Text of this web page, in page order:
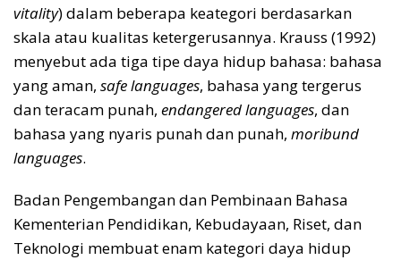
vitality) dalam beberapa keategori berdasarkan
skala atau kualitas ketergerusannya. Krauss (1992)
menyebut ada tiga tipe daya hidup bahasa: bahasa
yang aman, safe languages, bahasa yang tergerus
dan teracam punah, endangered languages, dan
bahasa yang nyaris punah dan punah, moribund
languages.
Badan Pengembangan dan Pembinaan Bahasa
Kementerian Pendidikan, Kebudayaan, Riset, dan
Teknologi membuat enam kategori daya hidup